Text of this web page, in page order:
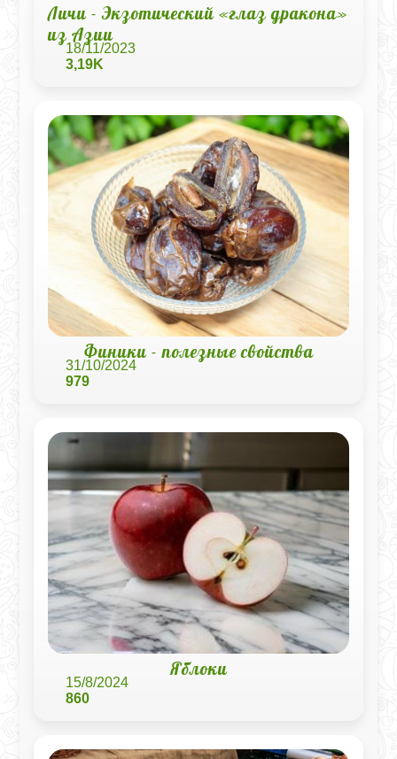
Личи - Экзотический «глаз дракона»
из Азии
18/11/2023
3,19K
Финики - полезные свойства
31/10/2024
979
Яблоки
15/8/2024
860